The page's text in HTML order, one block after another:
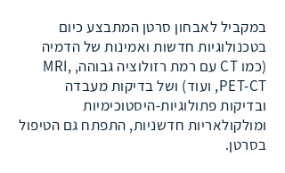
במקביל לאבחון סרטן המתבצע כיום
בטכנולוגיות חדשות ואמינות של הדמיה
(כמו CT עם רמת רזולוציה גבוהה, MRI,
PET-CT, ועוד) ושל בדיקות מעבדה
ובדיקות פתולוגיות-היסטוכימיות
ומולקולאריות חדשניות, התפתח גם הטיפול
בסרטן.